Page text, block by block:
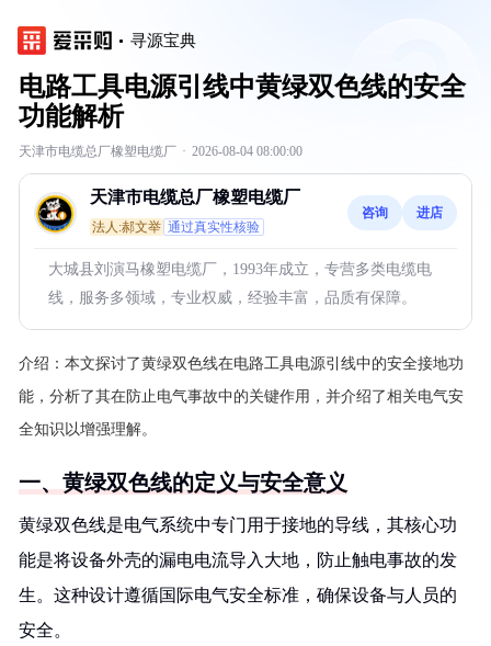
寻源宝典
电路工具电源引线中黄绿双色线的安全
功能解析
天津市电缆总厂橡塑电缆厂 · 2026-08-04 08:00:00
天津市电缆总厂橡塑电缆厂
法人:郝文举 通过真实性核验
咨询 进店
大城县刘演马橡塑电缆厂，1993年成立，专营多类电缆电
线，服务多领域，专业权威，经验丰富，品质有保障。
介绍： 本文探讨了黄绿双色线在电路工具电源引线中的安全接地功
能，分析了其在防止电气事故中的关键作用，并介绍了相关电气安
全知识以增强理解。
一、黄绿双色线的定义与安全意义
黄绿双色线是电气系统中专门用于接地的导线，其核心功
能是将设备外壳的漏电电流导入大地，防止触电事故的发
生。这种设计遵循国际电气安全标准，确保设备与人员的
安全。